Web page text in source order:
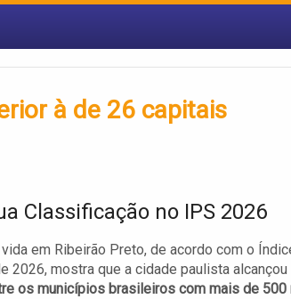
à de 26 capitais
Classificação no IPS 2026
em Ribeirão Preto, de acordo com o
2026, mostra que a cidade paulista alcançou
os municípios brasileiros com mais de 500